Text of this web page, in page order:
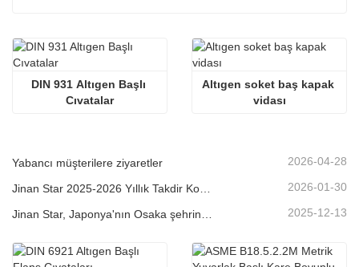
DIN 931 Altıgen Başlı
Cıvatalar
Altıgen soket baş kapak
vidası
Yabancı müşterilere ziyaretler 2026-04-28
2026-01-30
Jinan Star, Japonya'nın Osaka şehrinde düzenlenen Makine Parçaları Fuarı'na katıldı. 2025-12-13